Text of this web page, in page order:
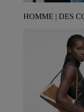
HOMME | DES